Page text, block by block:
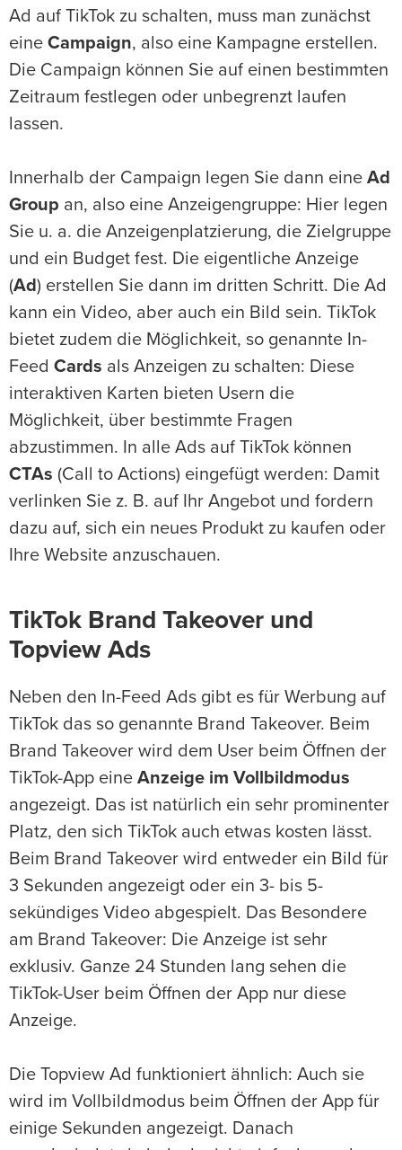
Ad auf TikTok zu schalten, muss man zunächst
eine Campaign, also eine Kampagne erstellen.
Die Campaign können Sie auf einen bestimmten
Zeitraum festlegen oder unbegrenzt laufen
lassen.
Innerhalb der Campaign legen Sie dann eine Ad
Group an, also eine Anzeigengruppe: Hier legen
Sie u. a. die Anzeigenplatzierung, die Zielgruppe
und ein Budget fest. Die eigentliche Anzeige
(Ad ) erstellen Sie dann im dritten Schritt. Die Ad
kann ein Video, aber auch ein Bild sein. TikTok
bietet zudem die Möglichkeit, so genannte In-
Feed Cards als Anzeigen zu schalten: Diese
interaktiven Karten bieten Usern die
Möglichkeit, über bestimmte Fragen
abzustimmen. In alle Ads auf TikTok können
CTAs (Call to Actions) eingefügt werden: Damit
verlinken Sie z. B. auf Ihr Angebot und fordern
dazu auf, sich ein neues Produkt zu kaufen oder
Ihre Website anzuschauen.
TikTok Brand Takeover und
Topview Ads
Neben den In-Feed Ads gibt es für Werbung auf
TikTok das so genannte Brand Takeover. Beim
Brand Takeover wird dem User beim Öffnen der
TikTok-App eine Anzeige im Vollbildmodus
angezeigt. Das ist natürlich ein sehr prominenter
Platz, den sich TikTok auch etwas kosten lässt.
Beim Brand Takeover wird entweder ein Bild für
3 Sekunden angezeigt oder ein 3- bis 5-
sekündiges Video abgespielt. Das Besondere
am Brand Takeover: Die Anzeige ist sehr
exklusiv. Ganze 24 Stunden lang sehen die
TikTok-User beim Öffnen der App nur diese
Anzeige.
Die Topview Ad funktioniert ähnlich: Auch sie
wird im Vollbildmodus beim Öffnen der App für
einige Sekunden angezeigt. Danach